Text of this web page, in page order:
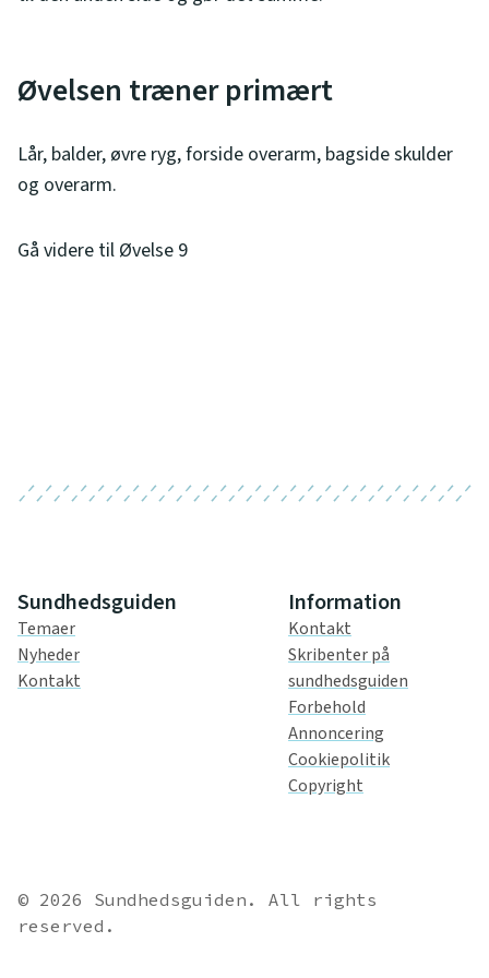
Øvelsen træner primært
Lår, balder, øvre ryg, forside overarm, bagside skulder
og overarm.
Gå videre til Øvelse 9
Sundhedsguiden
Temaer
Nyheder
Kontakt
Information
Kontakt
Skribenter på
sundhedsguiden
Forbehold
Annoncering
Cookiepolitik
Copyright
© 2026 Sundhedsguiden. All rights
reserved.